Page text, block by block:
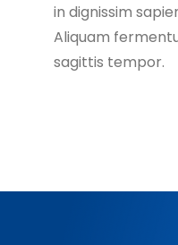
in dignissim
Aliquam
sagittis tempor.